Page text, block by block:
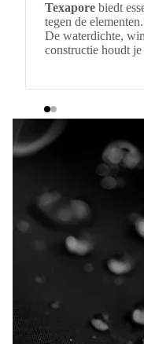
Texapore biedt
tegen de elementen.
De waterdichte,
constructie houdt